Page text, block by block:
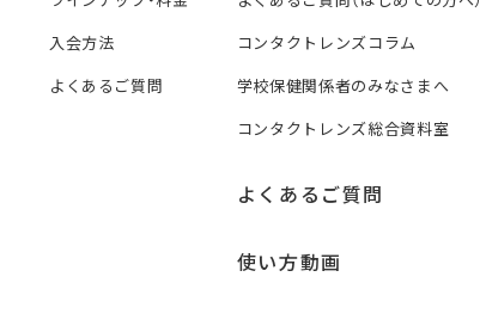
入会方法
よくあるご質問
コンタクトレンズコラム
学校保健関係者のみなさまへ
コンタクトレンズ総合資料室
よくあるご質問
使い方動画